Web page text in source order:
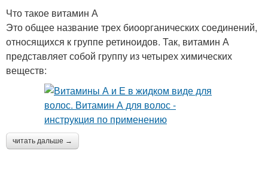
Что такое витамин А
Это общее название трех биоорганических соединений,
относящихся к группе ретиноидов. Так, витамин А
представляет собой группу из четырех химических
веществ:
читать дальше →